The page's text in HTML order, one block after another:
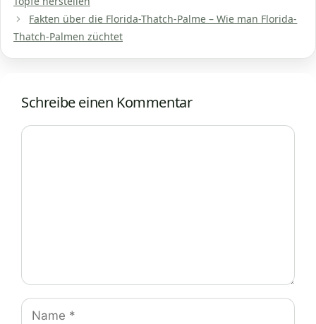
Fakten über die Florida-Thatch-Palme – Wie man Florida-
Thatch-Palmen züchtet
Schreibe einen Kommentar
Kommentar
Name